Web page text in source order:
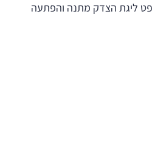
ליגת הצדק מתנה והפתעה